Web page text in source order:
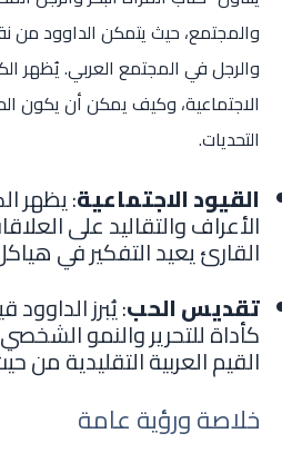
والمجتمع، حيث يتمكن الداوود من
والرجل في المجتمع العربي. يُظهر
الاجتماعية، وكيف يمكن أن يكون
التحديات.
القيود الاجتماعية: يظهر
الأعراف والتقاليد على
القارئ يعيد التفكير في
تقديس الحب: يُبرز
كأداة للتحرير والنمو
القيم العربية التقليدية من
خلاصة ورؤية عامة